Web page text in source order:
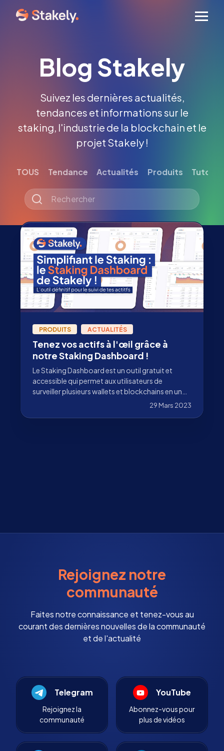
Blog Stakely
Suivez les dernières actualités,
tendances et informations sur le
staking, l'industrie de la blockchain et le
projet Stakely !
TOUS Tendance Actualités Produits Tutoriel
PRODUITS ACTUALITÉS
Tenez vos actifs à l'œil grâce à
notre Staking Dashboard !
Le Staking Dashboard est un outil gratuit et
accessible qui permet aux utilisateurs de
surveiller plusieurs wallets et blockchains en un
29 Mars 2023
Rejoignez notre
communauté
Faites notre connaissance et tenez-vous au
courant des dernières nouvelles de la communauté
et de l'actualité
Telegram
Rejoignez la
communauté
YouTube
Abonnez-vous pour
plus de vidéos